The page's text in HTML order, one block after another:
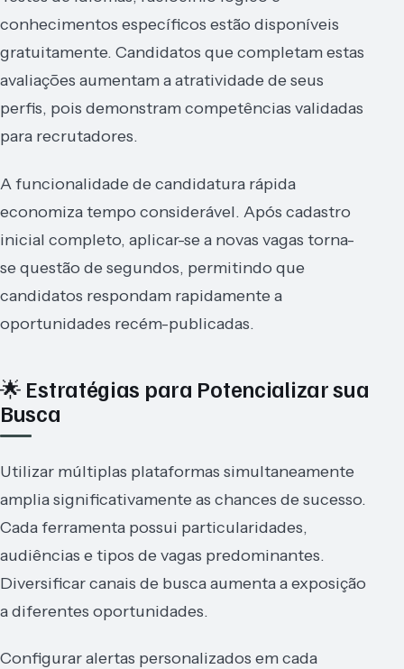
conhecimentos específicos estão disponíveis
gratuitamente. Candidatos que completam estas
avaliações aumentam a atratividade de seus
perfis, pois demonstram competências validadas
para recrutadores.
A funcionalidade de candidatura rápida
economiza tempo considerável. Após cadastro
inicial completo, aplicar-se a novas vagas torna-
se questão de segundos, permitindo que
candidatos respondam rapidamente a
oportunidades recém-publicadas.
🌟 Estratégias para Potencializar sua
Busca
Utilizar múltiplas plataformas simultaneamente
amplia significativamente as chances de sucesso.
Cada ferramenta possui particularidades,
audiências e tipos de vagas predominantes.
Diversificar canais de busca aumenta a exposição
a diferentes oportunidades.
Configurar alertas personalizados em cada